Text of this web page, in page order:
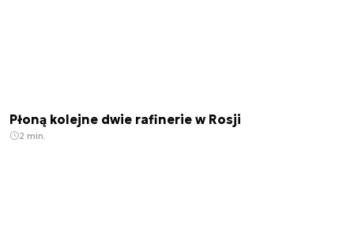
Płoną kolejne dwie rafinerie w Rosji
2 min.